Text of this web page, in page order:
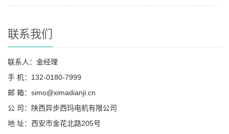
联系我们
联系人：金经理
手 机：132-0180-7999
邮 箱：simo@ximadianji.cn
公 司：陕西异步西玛电机有限公司
地 址：西安市金花北路205号